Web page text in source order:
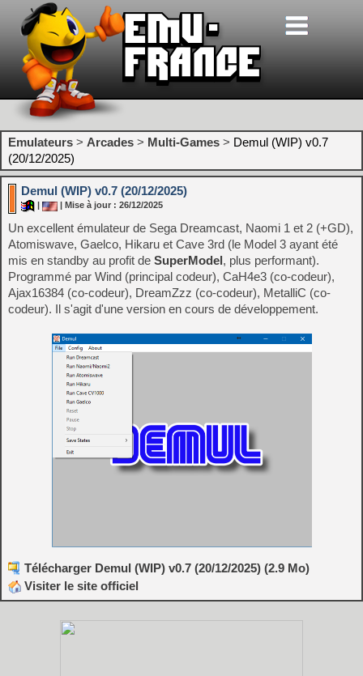
Emulateurs > Arcades > Multi-Games > Demul (WIP) v0.7
(20/12/2025)
Demul (WIP) v0.7 (20/12/2025)
| Mise à jour : 26/12/2025
Un excellent émulateur de Sega Dreamcast, Naomi 1 et 2 (+GD),
Atomiswave, Gaelco, Hikaru et Cave 3rd (le Model 3 ayant été
mis en standby au profit de SuperModel, plus performant).
Programmé par Wind (principal codeur), CaH4e3 (co-codeur),
Ajax16384 (co-codeur), DreamZzz (co-codeur), MetalliC (co-
codeur). Il s'agit d'une version en cours de développement.
Télécharger Demul (WIP) v0.7 (20/12/2025) (2.9 Mo)
Visiter le site officiel